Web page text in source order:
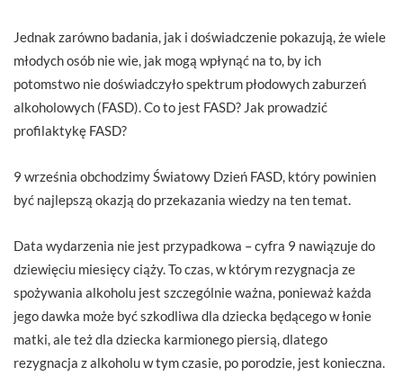
Jednak zarówno badania, jak i doświadczenie pokazują, że wiele
młodych osób nie wie, jak mogą wpłynąć na to, by ich
potomstwo nie doświadczyło spektrum płodowych zaburzeń
alkoholowych (FASD). Co to jest FASD? Jak prowadzić
profilaktykę FASD?
9 września obchodzimy Światowy Dzień FASD, który powinien
być najlepszą okazją do przekazania wiedzy na ten temat.
Data wydarzenia nie jest przypadkowa – cyfra 9 nawiązuje do
dziewięciu miesięcy ciąży. To czas, w którym rezygnacja ze
spożywania alkoholu jest szczególnie ważna, ponieważ każda
jego dawka może być szkodliwa dla dziecka będącego w łonie
matki, ale też dla dziecka karmionego piersią, dlatego
rezygnacja z alkoholu w tym czasie, po porodzie, jest konieczna.